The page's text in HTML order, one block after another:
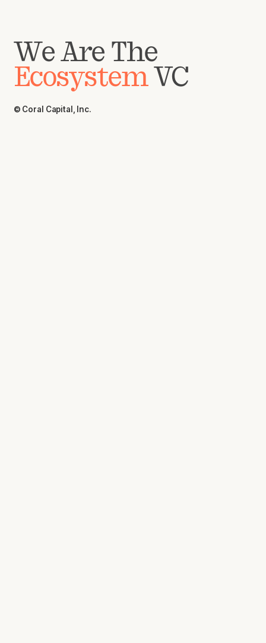
We Are The
EcosystemVC
© Coral Capital, Inc.